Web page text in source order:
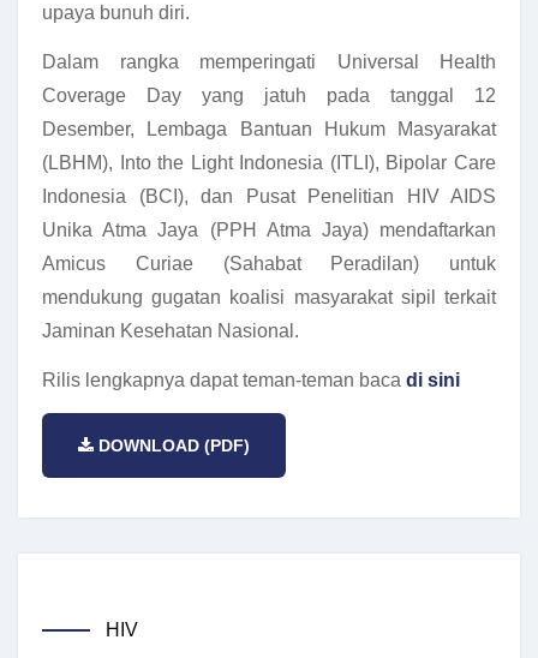
upaya bunuh diri.
Dalam rangka memperingati Universal Health
Coverage Day yang jatuh pada tanggal 12
Desember, Lembaga Bantuan Hukum Masyarakat
(LBHM), Into the Light Indonesia (ITLI), Bipolar Care
Indonesia (BCI), dan Pusat Penelitian HIV AIDS
Unika Atma Jaya (PPH Atma Jaya) mendaftarkan
Amicus Curiae (Sahabat Peradilan) untuk
mendukung gugatan koalisi masyarakat sipil terkait
Jaminan Kesehatan Nasional.
Rilis lengkapnya dapat teman-teman baca di sini
DOWNLOAD (PDF)
HIV